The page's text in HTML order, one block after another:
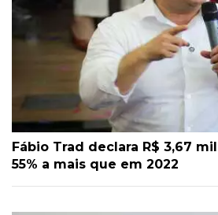
Fábio Trad declara R$ 3,67
55% a mais que em 2022